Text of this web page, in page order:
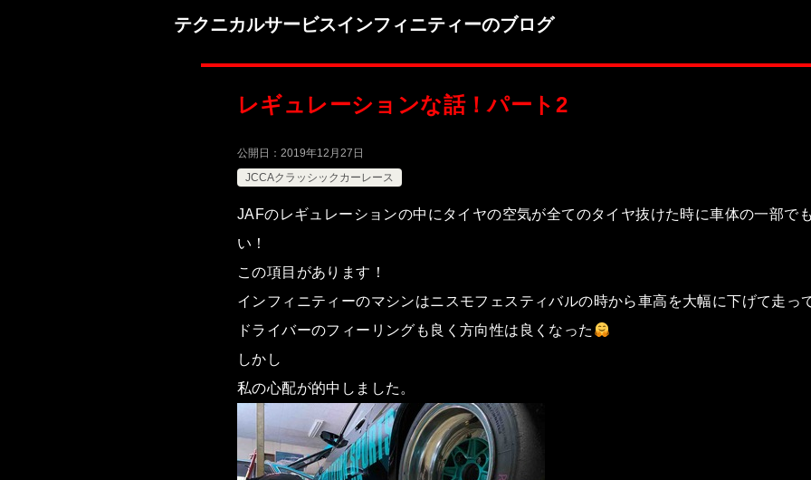
テクニカルサービスインフィニティーのブログ
レギュレーションな話！パート2
公開日： 2019年12月27日
JCCAクラッシックカーレース
JAFのレギュレーションの中にタイヤの空気が全てのタイヤ抜けた時に車体の一部で
い！
この項目があります！
インフィニティーのマシンはニスモフェスティバルの時から車高を大幅に下げて走っ
ドライバーのフィーリングも良く方向性は良くなった
しかし
私の心配が的中しました。